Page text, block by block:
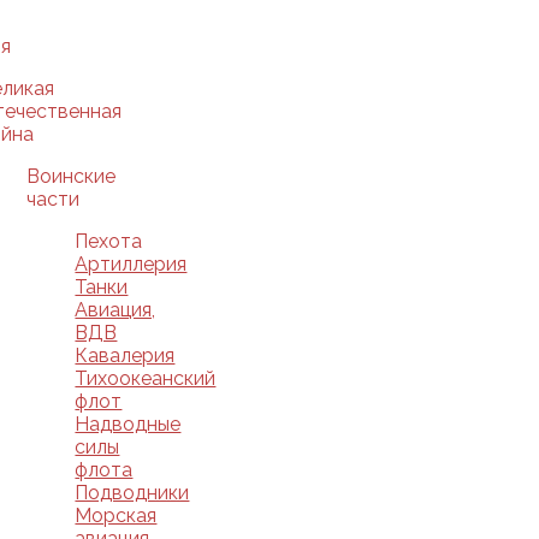
Воинские
части
Пехота
Артиллерия
Танки
Авиация,
ВДВ
Кавалерия
Тихоокеанский
флот
Надводные
силы
флота
Подводники
Морская